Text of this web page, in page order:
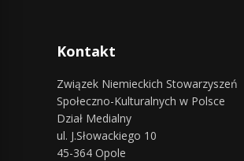
Kontakt
Związek Niemieckich Stowarzyszeń
Społeczno-Kulturalnych w Polsce
Dział Medialny
ul. J.Słowackiego 10
45-364 Opole